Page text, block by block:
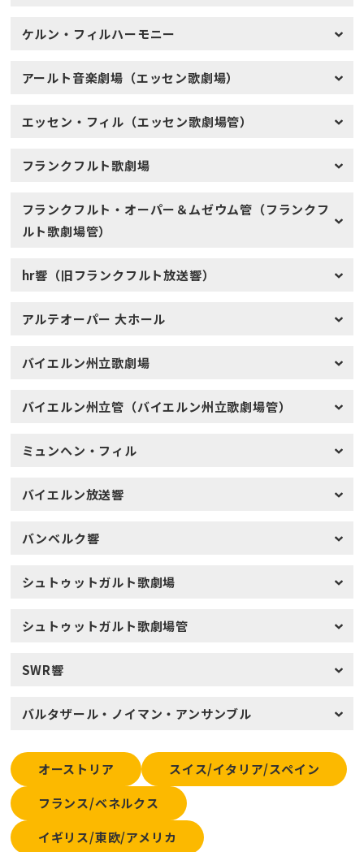
ケルン・フィルハーモニー
アールト音楽劇場（エッセン歌劇場）
エッセン・フィル（エッセン歌劇場管）
フランクフルト歌劇場
フランクフルト・オーパー＆ムゼウム管（フランクフ
ルト歌劇場管）
hr響（旧フランクフルト放送響）
アルテオーパー 大ホール
バイエルン州立歌劇場
バイエルン州立管（バイエルン州立歌劇場管）
ミュンヘン・フィル
バイエルン放送響
バンベルク響
シュトゥットガルト歌劇場
シュトゥットガルト歌劇場管
SWR響
バルタザール・ノイマン・アンサンブル
オーストリア
スイス/イタリア/スペイン
フランス/ベネルクス
イギリス/東欧/アメリカ